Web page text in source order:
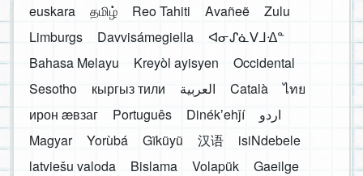
euskara
தமிழ் Reo Tahiti Avañeẽ
Zulu
Limburgs
Davvisámegiella
ᐊᓂᔑᓈᐯᒧᐎᓐ
Bahasa Melayu
Kreyòl ayisyen
Occidental
Sesotho
кыргыз тили العربية Català
ไทย
ирон æвзаг
Português Dinékʼehǰí
اردو
Magyar
Yorùbá Gĩkũyũ 汉语
isiNdebele
latviešu valoda
Bislama Volapük
Gaeilge